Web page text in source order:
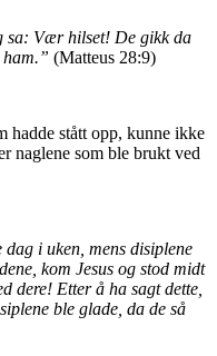
sa: Vær hilset! De gikk da
(Matteus 28:9)
hadde stått opp, kunne ikke
naglene som ble brukt ved
dag i uken, mens disiplene
kom Jesus og stod midt
dere! Etter å ha sagt dette,
ble glade, da de så